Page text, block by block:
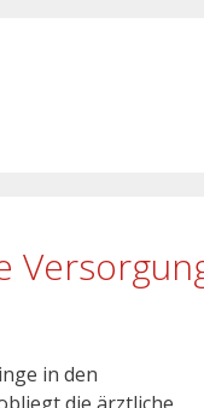
in den
die ärztliche